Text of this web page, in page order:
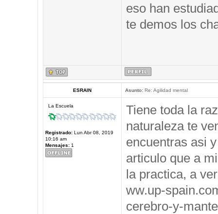
eso han
te demos los
ESRAIN Asunto:Re: Agilidad mental
La Escuela
Registrado:Lun Abr 08, 2019
10:16 am
Mensajes:1
Tiene toda la
naturaleza te
encuentras asi
articulo que a
la practica, a
ww.up-
cerebro-y-